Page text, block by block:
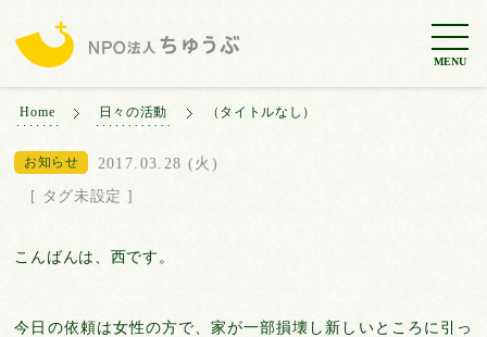
MENU
Home 日々の活動 （タイトルなし）
お知らせ
2017.03.28 (火)
[ タグ未設定 ]
こんばんは、西です。
今日の依頼は女性の方で、家が一部損壊し新しいところに引っ